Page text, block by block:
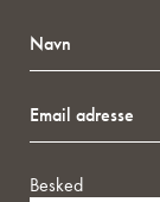
adresse
Besked